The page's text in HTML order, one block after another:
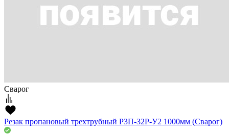
Сварог
Резак пропановый трехтрубный Р3П-32Р-У2 1000мм (Сварог)